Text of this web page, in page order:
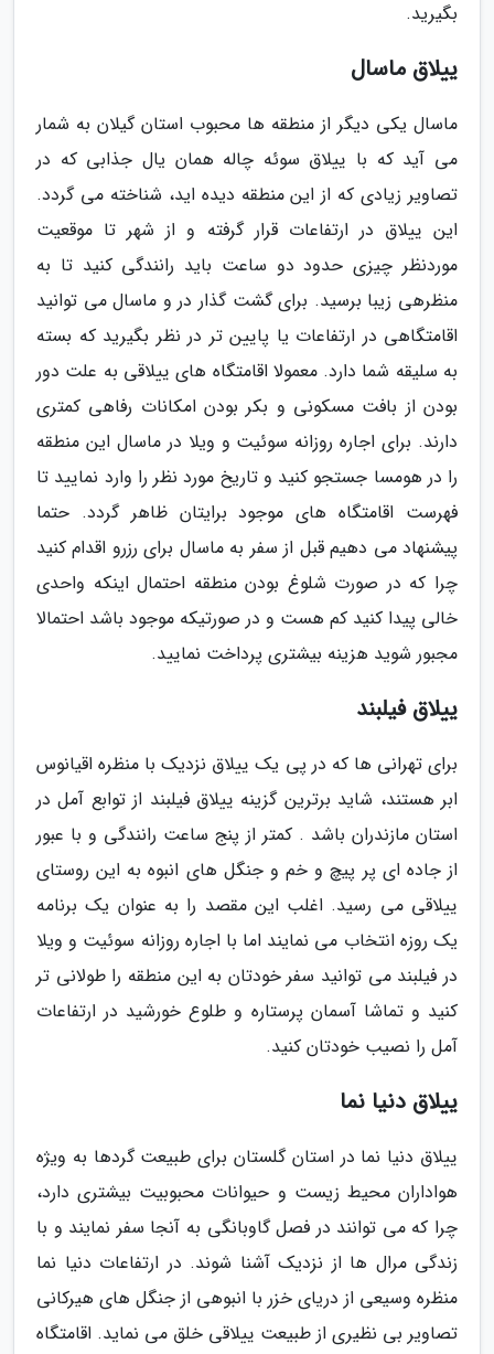
بگیرید.
ییلاق ماسال
ماسال یکی دیگر از منطقه ها محبوب استان گیلان به شمار
می آید که با ییلاق سوئه چاله همان یال جذابی که در
تصاویر زیادی که از این منطقه دیده اید، شناخته می گردد.
این ییلاق در ارتفاعات قرار گرفته و از شهر تا موقعیت
موردنظر چیزی حدود دو ساعت باید رانندگی کنید تا به
منظرهی زیبا برسید. برای گشت گذار در و ماسال می توانید
اقامتگاهی در ارتفاعات یا پایین تر در نظر بگیرید که بسته
به سلیقه شما دارد. معمولا اقامتگاه های ییلاقی به علت دور
بودن از بافت مسکونی و بکر بودن امکانات رفاهی کمتری
دارند. برای اجاره روزانه سوئیت و ویلا در ماسال این منطقه
را در هومسا جستجو کنید و تاریخ مورد نظر را وارد نمایید تا
فهرست اقامتگاه های موجود برایتان ظاهر گردد. حتما
پیشنهاد می دهیم قبل از سفر به ماسال برای رزرو اقدام کنید
چرا که در صورت شلوغ بودن منطقه احتمال اینکه واحدی
خالی پیدا کنید کم هست و در صورتیکه موجود باشد احتمالا
مجبور شوید هزینه بیشتری پرداخت نمایید.
ییلاق فیلبند
برای تهرانی ها که در پی یک ییلاق نزدیک با منظره اقیانوس
ابر هستند، شاید برترین گزینه ییلاق فیلبند از توابع آمل در
استان مازندران باشد . کمتر از پنج ساعت رانندگی و با عبور
از جاده ای پر پیچ و خم و جنگل های انبوه به این روستای
ییلاقی می رسید. اغلب این مقصد را به عنوان یک برنامه
یک روزه انتخاب می نمایند اما با اجاره روزانه سوئیت و ویلا
در فیلبند می توانید سفر خودتان به این منطقه را طولانی تر
کنید و تماشا آسمان پرستاره و طلوع خورشید در ارتفاعات
آمل را نصیب خودتان کنید.
ییلاق دنیا نما
ییلاق دنیا نما در استان گلستان برای طبیعت گردها به ویژه
هواداران محیط زیست و حیوانات محبوبیت بیشتری دارد،
چرا که می توانند در فصل گاوبانگی به آنجا سفر نمایند و با
زندگی مرال ها از نزدیک آشنا شوند. در ارتفاعات دنیا نما
منظره وسیعی از دریای خزر با انبوهی از جنگل های هیرکانی
تصاویر بی نظیری از طبیعت ییلاقی خلق می نماید. اقامتگاه